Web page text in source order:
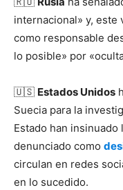
internacional» y, este
como responsable
lo posible» por
🇺🇸 Estados Unidos
Suecia para la
Estado han insinuado
denunciado como
circulan en redes
en lo sucedido.